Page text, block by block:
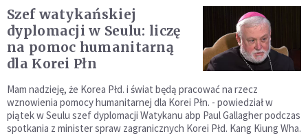
Szef watykańskiej
dyplomacji w Seulu: liczę
na pomoc humanitarną
dla Korei Płn
Mam nadzieję, że Korea Płd. i świat będą pracować na rzecz
wznowienia pomocy humanitarnej dla Korei Płn. - powiedział w
piątek w Seulu szef dyplomacji Watykanu abp Paul Gallagher podczas
spotkania z minister spraw zagranicznych Korei Płd. Kang Kiung Wha.